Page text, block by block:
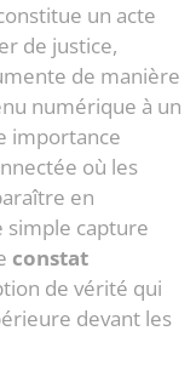
un acte
de justice,
de manière
numérique à un
importance
où les
en
simple capture
constat
de vérité qui
devant les